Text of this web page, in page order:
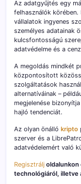
Az adatgyűjtés egy
felhasználók körében.
vállalatok ingyenes
személyes adatainak
kulcsfontosságú
adatvédelme és a
A megoldás mindkét
központosított
szolgáltatások
alternatíváinak –
megjelenése
hajló tendenciát.
Az olyan önálló kripto
szerver és a
adatvédelemért való
Regisztrálj oldalunkon
technológiáról, illetve